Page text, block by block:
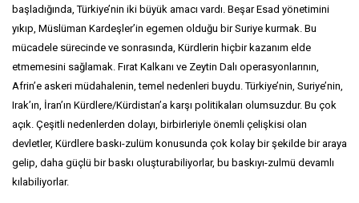
başladığında, Türkiye’nin iki büyük amacı vardı. Beşar Esad yönetimini
yıkıp, Müslüman Kardeşler’in egemen olduğu bir Suriye kurmak. Bu
mücadele sürecinde ve sonrasında, Kürdlerin hiçbir kazanım elde
etmemesini sağlamak. Fırat Kalkanı ve Zeytin Dalı operasyonlarının,
Afrin’e askeri müdahalenin, temel nedenleri buydu. Türkiye’nin, Suriye’nin,
Irak’ın, İran’ın Kürdlere/Kürdistan’a karşı politikaları olumsuzdur. Bu çok
açık. Çeşitli nedenlerden dolayı, birbirleriyle önemli çelişkisi olan
devletler, Kürdlere baskı-zulüm konusunda çok kolay bir şekilde bir araya
gelip, daha güçlü bir baskı oluşturabiliyorlar, bu baskıyı-zulmü devamlı
kılabiliyorlar.